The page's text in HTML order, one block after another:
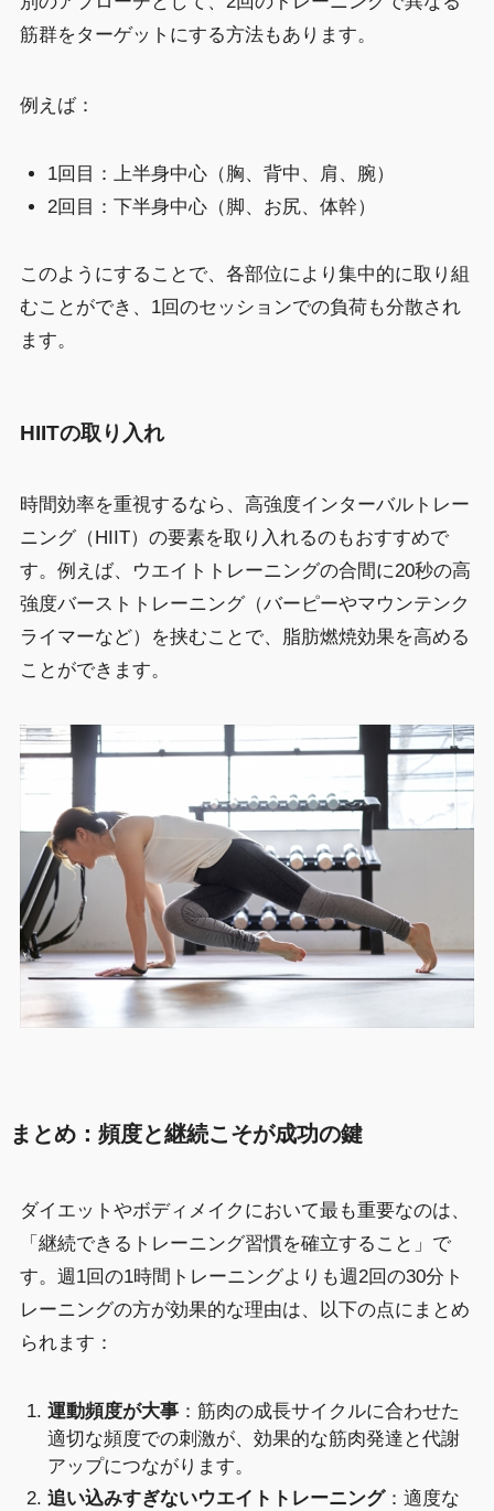
筋群をターゲットにする方法もあります。
例えば：
1回目：上半身中心（胸、背中、肩、腕）
2回目：下半身中心（脚、お尻、体幹）
このようにすることで、各部位により集中的に取り組
むことができ、1回のセッションでの負荷も分散され
ます。
HIITの取り入れ
時間効率を重視するなら、高強度インターバルトレー
ニング（HIIT）の要素を取り入れるのもおすすめで
す。例えば、ウエイトトレーニングの合間に20秒の高
強度バーストトレーニング（バーピーやマウンテンク
ライマーなど）を挟むことで、脂肪燃焼効果を高める
ことができます。
まとめ：頻度と継続こそが成功の鍵
ダイエットやボディメイクにおいて最も重要なのは、
「継続できるトレーニング習慣を確立すること」で
す。週1回の1時間トレーニングよりも週2回の30分ト
レーニングの方が効果的な理由は、以下の点にまとめ
られます：
運動頻度が大事 ：筋肉の成長サイクルに合わせた
適切な頻度での刺激が、効果的な筋肉発達と代謝
アップにつながります。
追い込みすぎないウエイトトレーニング：適度な